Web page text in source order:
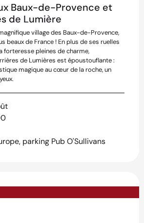
Baux-de-Provence et
de Lumière
village des Baux-de-Provence,
beaux de France ! En plus de ses ruelles
forteresse pleines de charme,
de Lumières est époustouflante :
magique au cœur de la roche, un
parking Pub O'Sullivans